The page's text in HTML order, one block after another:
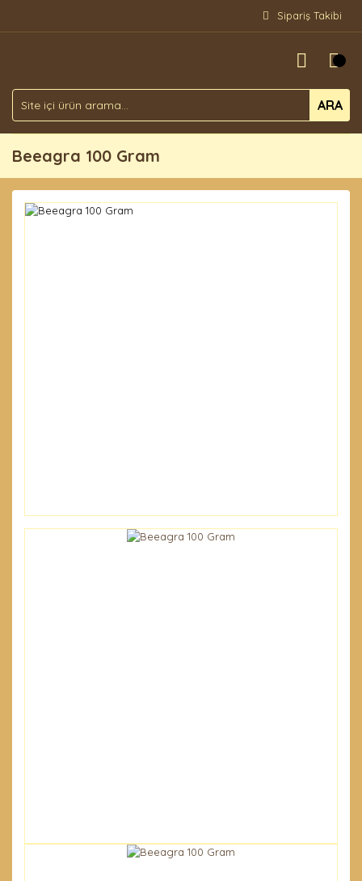
Sipariş Takibi
ARA
Beeagra 100 Gram